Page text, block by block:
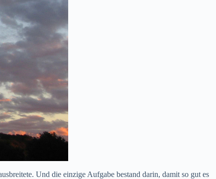
Und die einzige Aufgabe bestand darin, damit so gut es